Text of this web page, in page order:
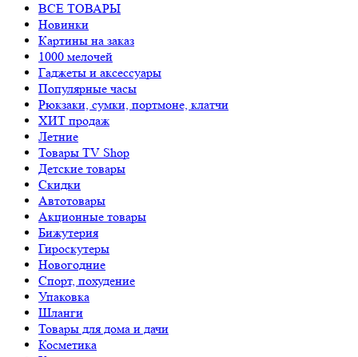
ВСЕ ТОВАРЫ
Новинки
Картины на заказ
1000 мелочей
Гаджеты и аксессуары
Популярные часы
Рюкзаки, сумки, портмоне, клатчи
ХИТ продаж
Летние
Товары TV Shop
Детские товары
Cкидки
Автотовары
Акционные товары
Бижутерия
Гироскутеры
Новогодние
Спорт, похудение
Упаковка
Шланги
Товары для дома и дачи
Косметика